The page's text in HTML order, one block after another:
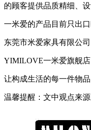
的顾客提供品质精细、
一米爱的产品目前只出
东莞市米爱家具有限公司
YIMILOVE一米爱旗舰店
让构成生活的每一件物
温馨提醒：文中观点来